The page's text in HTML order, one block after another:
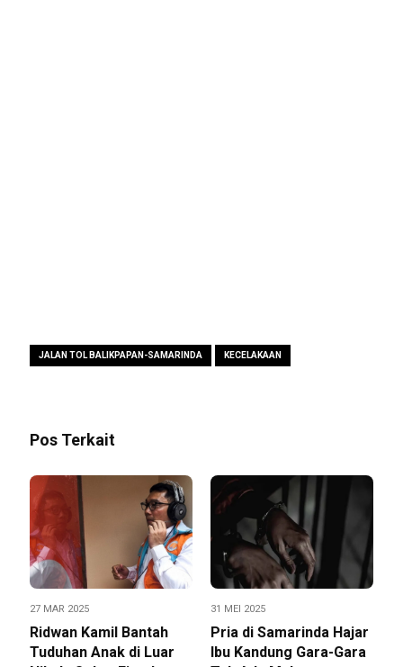
JALAN TOL BALIKPAPAN-SAMARINDA KECELAKAAN
Pos Terkait
27 MAR 2025
Ridwan Kamil Bantah
Tuduhan Anak di Luar
31 MEI 2025
Pria di Samarinda Hajar
Ibu Kandung Gara-Gara